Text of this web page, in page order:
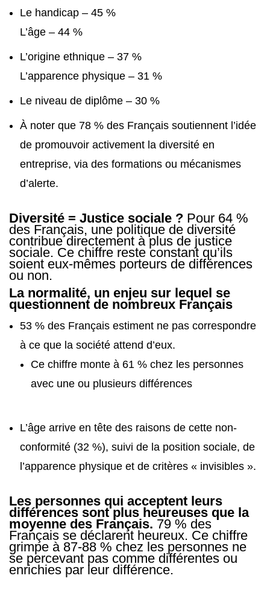
Le handicap – 45 %
L’âge – 44 %
L’origine ethnique – 37 %
L’apparence physique – 31 %
Le niveau de diplôme – 30 %
À noter que 78 % des Français soutiennent l’idée
de promouvoir activement la diversité en
entreprise, via des formations ou mécanismes
d’alerte.
Diversité = Justice sociale ? Pour 64 %
des Français, une politique de diversité
contribue directement à plus de justice
sociale. Ce chiffre reste constant qu’ils
soient eux-mêmes porteurs de différences
ou non.
La normalité, un enjeu sur lequel se
questionnent de nombreux Français
53 % des Français estiment ne pas correspondre
à ce que la société attend d’eux.
Ce chiffre monte à 61 % chez les personnes
avec une ou plusieurs différences
L’âge arrive en tête des raisons de cette non-
conformité (32 %), suivi de la position sociale, de
l’apparence physique et de critères « invisibles ».
Les personnes qui acceptent leurs
différences sont plus heureuses que la
moyenne des Français. 79 % des
Français se déclarent heureux. Ce chiffre
grimpe à 87-88 % chez les personnes ne
se percevant pas comme différentes ou
enrichies par leur différence.